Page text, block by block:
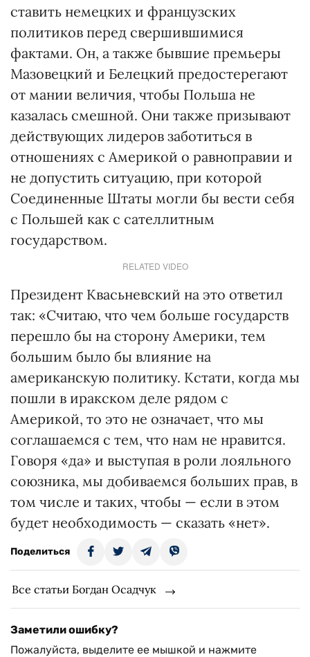
ставить немецких и французских
политиков перед свершившимися
фактами. Он, а также бывшие премьеры
Мазовецкий и Белецкий предостерегают
от мании величия, чтобы Польша не
казалась смешной. Они также призывают
действующих лидеров заботиться в
отношениях с Америкой о равноправии и
не допустить ситуацию, при которой
Соединенные Штаты могли бы вести себя
с Польшей как с сателлитным
государством.
RELATED VIDEO
Президент Квасьневский на это ответил
так: «Считаю, что чем больше государств
перешло бы на сторону Америки, тем
большим было бы влияние на
американскую политику. Кстати, когда мы
пошли в иракском деле рядом с
Америкой, то это не означает, что мы
соглашаемся с тем, что нам не нравится.
Говоря «да» и выступая в роли лояльного
союзника, мы добиваемся больших прав, в
том числе и таких, чтобы — если в этом
будет необходимость — сказать «нет».
Поделиться
Все статьи Богдан Осадчук
Заметили ошибку?
Пожалуйста, выделите ее мышкой и нажмите